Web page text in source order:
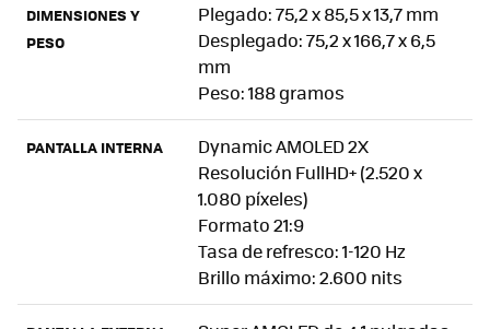
DIMENSIONES Y
PESO
Plegado: 75,2 x 85,5 x 13,7 mm
Desplegado: 75,2 x 166,7 x 6,5
mm
Peso: 188 gramos
PANTALLA INTERNA
Dynamic AMOLED 2X
Resolución FullHD+ (2.520 x
1.080 píxeles)
Formato 21:9
Tasa de refresco: 1-120 Hz
Brillo máximo: 2.600 nits